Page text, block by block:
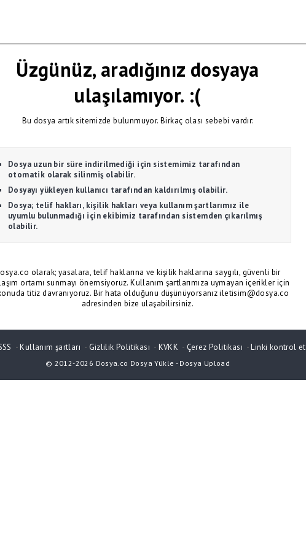
Üzgünüz, aradığınız dosyaya
ulaşılamıyor. :(
Bu dosya artık sitemizde bulunmuyor. Birkaç olası sebebi vardır:
Dosya uzun bir süre indirilmediği için sistemimiz tarafından
otomatik olarak silinmiş olabilir.
Dosyayı yükleyen kullanıcı tarafından kaldırılmış olabilir.
Dosya; telif hakları, kişilik hakları veya kullanım şartlarımız ile
uyumlu bulunmadığı için ekibimiz tarafından sistemden çıkarılmış
olabilir.
olarak; yasalara, telif haklarına ve kişilik haklarına saygılı, güvenli bir
ortamı sunmayı önemsiyoruz. Kullanım şartlarımıza uymayan içerikler için
titiz davranıyoruz. Bir hata olduğunu düşünüyorsanız iletisim@dosya.co
adresinden bize ulaşabilirsiniz.
-Kullanım şartları - Gizlilik Politikası - KVKK - Çerez Politikası -Linki kontrol et
© 2012-2026 Dosya.co Dosya Yükle - Dosya Upload